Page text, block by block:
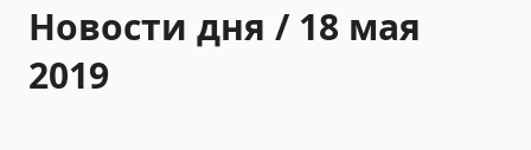
Новости дня / 18 мая
2019